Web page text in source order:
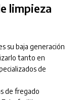
limpieza
su baja generación
tanto en
de
de fregado